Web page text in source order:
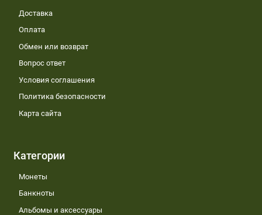
Доставка
Оплата
Обмен или возврат
Вопрос ответ
Условия соглашения
Политика безопасности
Карта сайта
Категории
Монеты
Банкноты
Альбомы и аксессуары